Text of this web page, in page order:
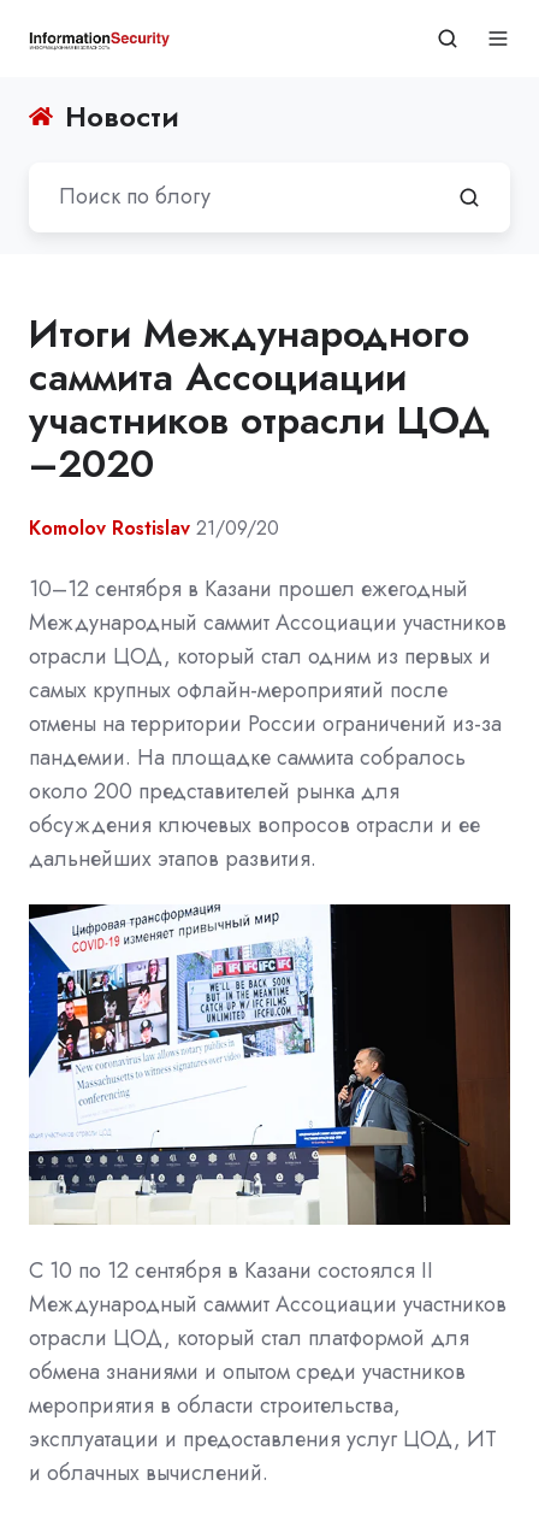
Новости
Итоги Международного
саммита Ассоциации
участников отрасли ЦОД
–2020
Komolov Rostislav 21/09/20
10–12 сентября в Казани прошел ежегодный
Международный саммит Ассоциации участников
отрасли ЦОД, который стал одним из первых и
самых крупных офлайн-мероприятий после
отмены на территории России ограничений из-за
пандемии. На площадке саммита собралось
около 200 представителей рынка для
обсуждения ключевых вопросов отрасли и ее
дальнейших этапов развития.
С 10 по 12 сентября в Казани состоялся II
Международный саммит Ассоциации участников
отрасли ЦОД, который стал платформой для
обмена знаниями и опытом среди участников
мероприятия в области строительства,
эксплуатации и предоставления услуг ЦОД, ИТ
и облачных вычислений.